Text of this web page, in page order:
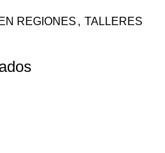
REGIONES , TALLERES